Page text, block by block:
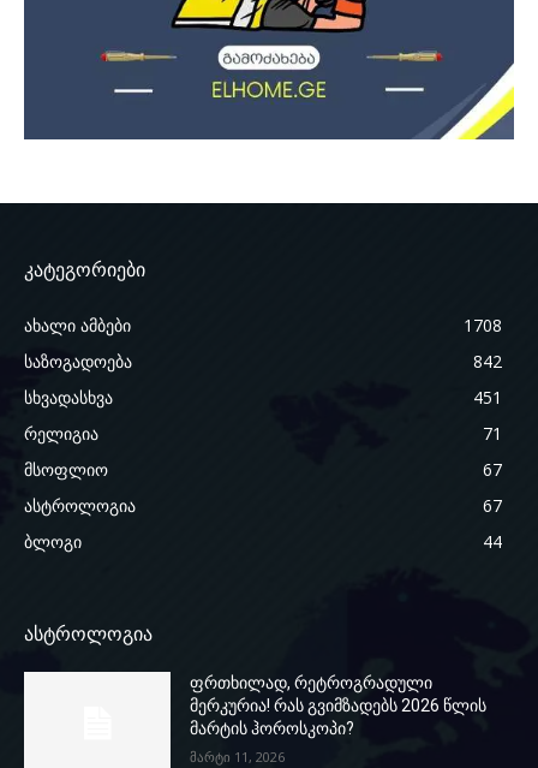
კატეგორიები
ახალი ამბები
1708
საზოგადოება
842
სხვადასხვა
451
რელიგია
71
მსოფლიო
67
ასტროლოგია
67
ბლოგი
44
ასტროლოგია
ფრთხილად, რეტროგრადული
მერკურია! რას გვიმზადებს 2026 წლის
მარტის ჰოროსკოპი?
მარტი 11, 2026